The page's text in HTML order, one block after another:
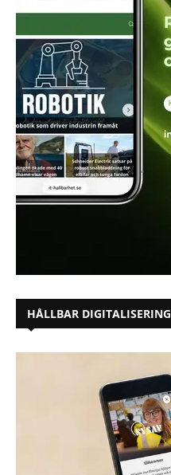
HÅLLBAR DIGITALISERING